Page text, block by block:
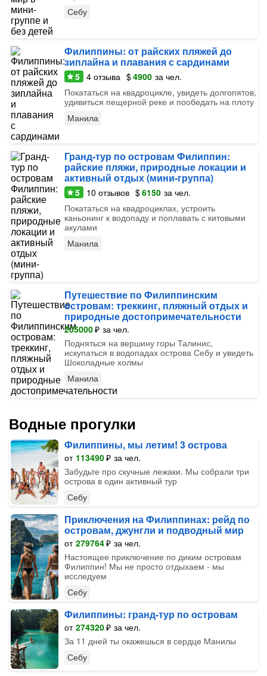
Себу
Филиппины: от райских пляжей до
зиплайна и плавания с сардинами
5 4 отзыва $4900 за чел.
Покататься на квадроцикле, увидеть долгопятов,
удивиться пещерной реке и пообедать на плоту
Манила
Гранд-тур по островам Филиппин:
райские пляжи, природные локации и
активный отдых (мини-группа)
5 10 отзывов $6150 за чел.
Покататься на квадроциклах, устроить
каньонинг к водопаду и поплавать с китовыми
акулами
Манила
Путешествие по Филиппинским
островам: треккинг, пляжный отдых и
природные достопримечательности
205000₽ за чел.
Подняться на вершину горы Талинис,
искупаться в водопадах острова Себу и увидеть
Шоколадные холмы
Манила
Водные прогулки
Филиппины, мы летим! 3 острова
от 113490₽ за чел.
Забудьте про скучные лежаки. Мы собрали три
острова в один активный тур
Себу
Приключения на Филиппинах: рейд по
островам, джунгли и подводный мир
от 279764₽ за чел.
Настоящее приключение по диким островам
Филиппин! Мы не просто отдыхаем - мы
исследуем
Себу
Филиппины: гранд-тур по островам
от 274320₽ за чел.
За 11 дней ты окажешься в сердце Манилы
Себу